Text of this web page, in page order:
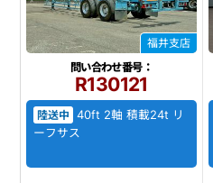
福井支店
問い合わせ番号：
R130121
陸送中 40ft 2軸 積載24t リ
ーフサス